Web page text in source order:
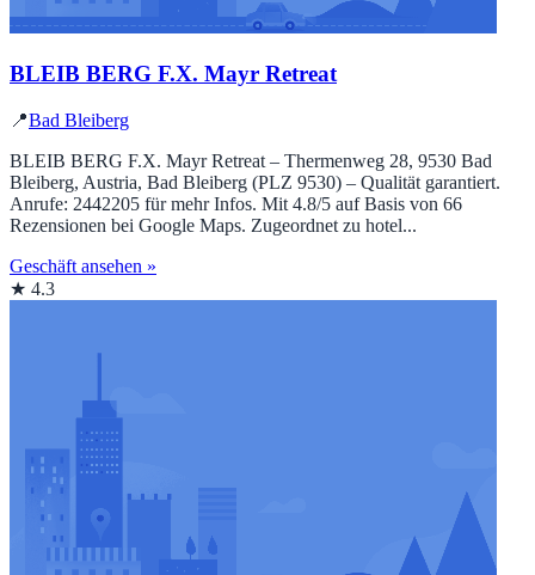
BLEIB BERG F.X. Mayr Retreat
📍Bad Bleiberg
BLEIB BERG F.X. Mayr Retreat – Thermenweg 28, 9530 Bad
Bleiberg, Austria, Bad Bleiberg (PLZ 9530) – Qualität garantiert.
Anrufe: 2442205 für mehr Infos. Mit 4.8/5 auf Basis von 66
Rezensionen bei Google Maps. Zugeordnet zu hotel...
Geschäft ansehen »
★ 4.3